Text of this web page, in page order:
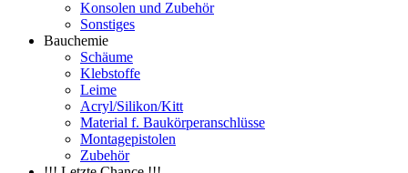
Konsolen und Zubehör
Sonstiges
Bauchemie
Schäume
Klebstoffe
Leime
Acryl/Silikon/Kitt
Material f. Baukörperanschlüsse
Montagepistolen
Zubehör